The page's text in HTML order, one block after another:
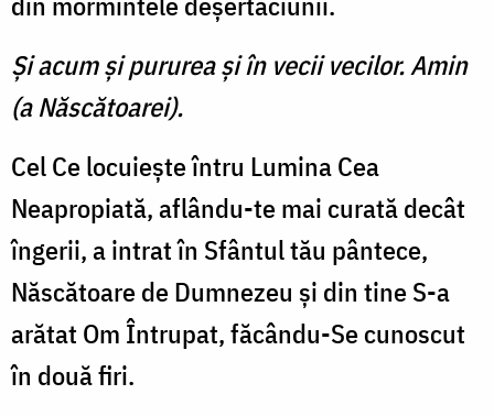
Şi acum şi pururea şi în vecii vecilor. Amin
(a Născătoarei).
Cel Ce locuieşte întru Lumina Cea
Neapropiată, aflându-te mai curată decât
îngerii, a intrat în Sfântul tău pântece,
Născătoare de Dumnezeu şi din tine S-a
arătat Om Întrupat, făcându-Se cunoscut
în două firi.